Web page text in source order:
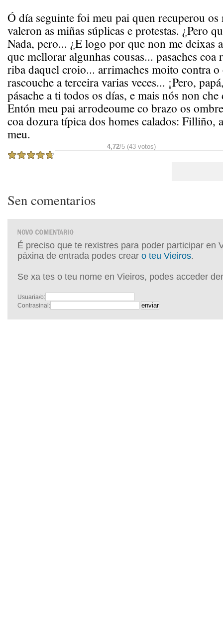
Ó día seguinte foi meu pai quen recuperou os
valeron as miñas súplicas e protestas. ¿Pero
Nada, pero... ¿E logo por que non me deixas
que mellorar algunhas cousas... pasaches
riba daquel croio... arrimaches moito contra
rascouche a terceira varias veces... ¡Pero,
pásache a ti todos os días, e mais nós non
Entón meu pai arrodeoume co brazo os
coa dozura típica dos homes calados: Filliño,
meu.
4,72/5 (43 votos)
Sen comentarios
É preciso que te rexistres para poder participar en
páxina de entrada podes crear o teu Vieiros.
Se xa tes o teu nome en Vieiros, podes acceder
Usuaria/o:
Contrasinal: